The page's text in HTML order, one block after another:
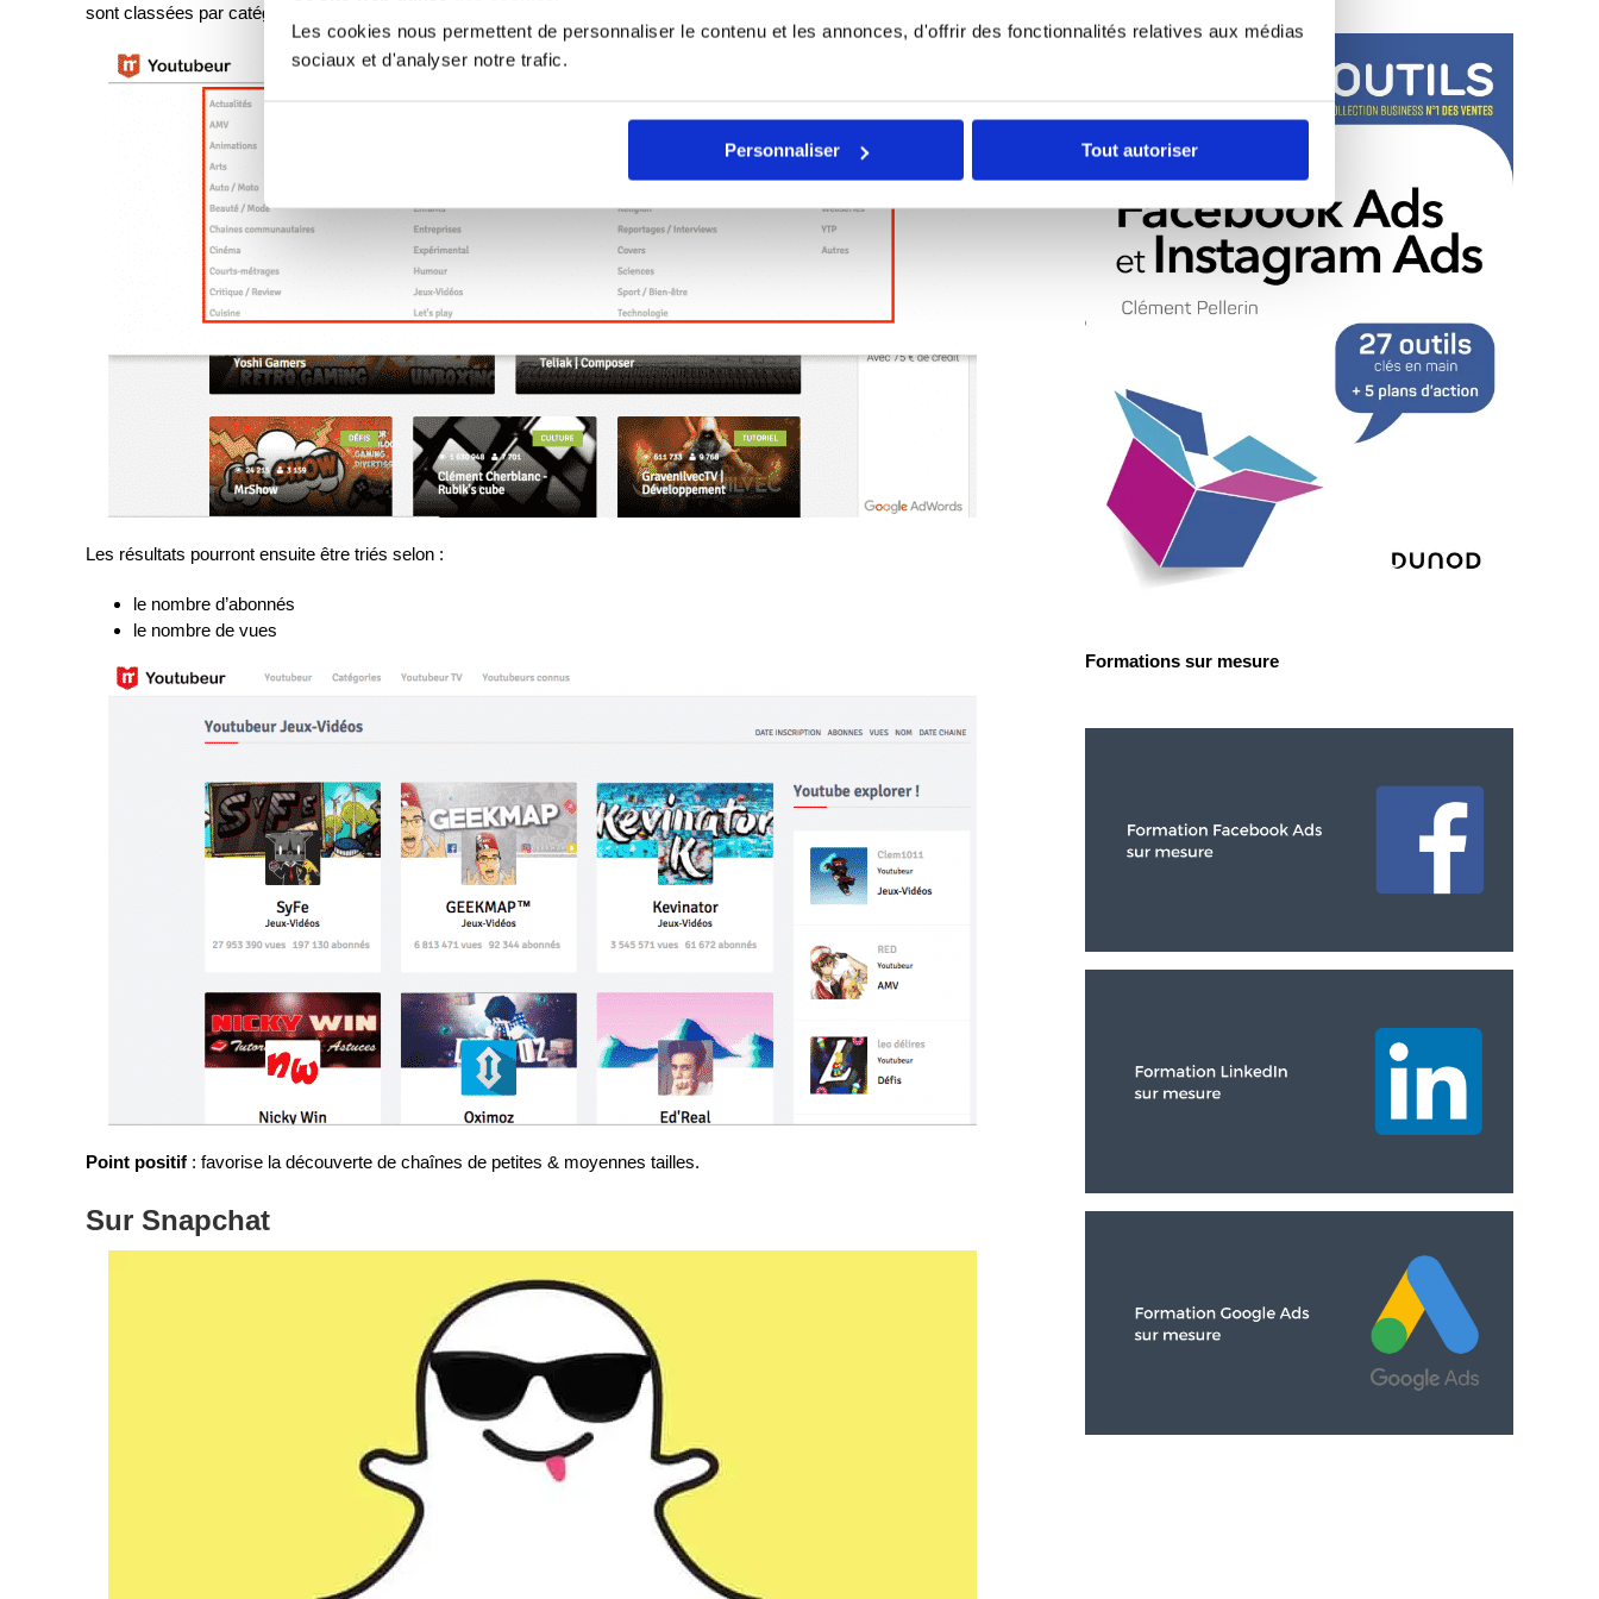
Les cookies nous permettent de personnaliser le contenu et les annonces, d'offrir des fonctionnalités relatives aux médias
sociaux et d'analyser notre trafic.
Personnaliser Tout autoriser
sont classées par catégories :
Les résultats pourront ensuite être triés selon :
le nombre d’abonnés
le nombre de vues
Point positif : favorise la découverte de chaînes de petites & moyennes tailles.
Sur Snapchat
Formations sur mesure